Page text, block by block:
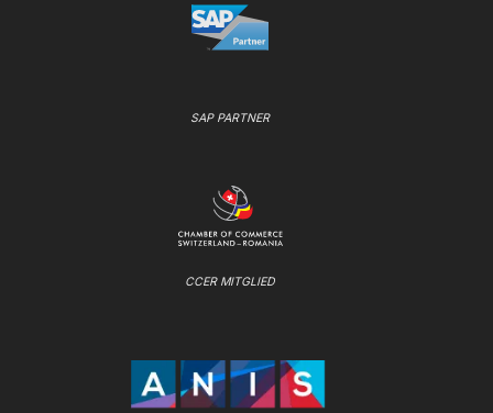
SAP PARTNER
CCER MITGLIED